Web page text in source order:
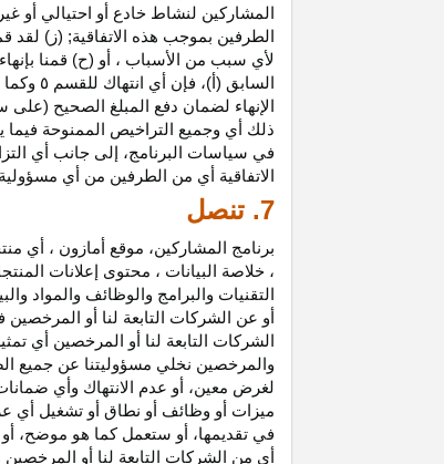
المشاركين لنشاط خادع أو احتيالي أو
الطرفين بموجب هذه الاتفاقية; (ز) لقد
لأي سبب من الأسباب ، أو (ح) قمنا
الإنهاء لضمان دفع المبلغ الصحيح
ذلك أي وجميع التراخيص الممنوحة فيما
في سياسات البرنامج، إلى جانب أي
الاتفاقية أي من الطرفين من أي
7. تنصل
برنامج المشاركين، موقع أمازون ، أي
، خلاصة البيانات ، محتوى إعلانات
التقنيات والبرامج والوظائف والمواد
أو عن الشركات التابعة لنا أو
الشركات التابعة لنا أو المرخصين أي
والمرخصين نخلي مسؤوليتنا عن جميع
لغرض معين، أو عدم الانتهاك وأي
ميزات أو وظائف أو نطاق أو تشغيل أي
في تقديمها، أو ستعمل كما هو موضح، أو
أي من الشركات التابعة لنا أو